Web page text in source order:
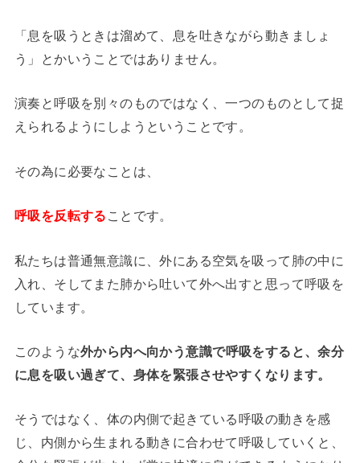
「息を吸うときは溜めて、息を吐きながら動きましょ
う」とかいうことではありません。
演奏と呼吸を別々のものではなく、一つのものとして捉
えられるようにしようということです。
その為に必要なことは、
呼吸を反転する ことです。
私たちは普通無意識に、外にある空気を吸って肺の中に
入れ、そしてまた肺から吐いて外へ出すと思って呼吸を
しています。
このような外から内へ向かう意識で呼吸をすると、余分
に息を吸い過ぎて、身体を緊張させやすくなります。
そうではなく、体の内側で起きている呼吸の動きを感
じ、内側から生まれる動きに合わせて呼吸していくと、